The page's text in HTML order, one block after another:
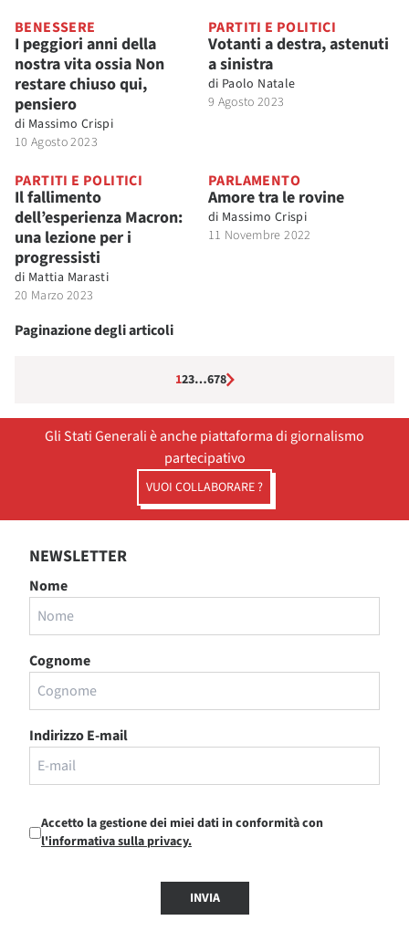
BENESSERE
I peggiori anni della
nostra vita ossia Non
restare chiuso qui,
pensiero
di Massimo Crispi
10 Agosto 2023
PARTITI E POLITICI
Votanti a destra, astenuti
a sinistra
di Paolo Natale
9 Agosto 2023
PARTITI E POLITICI
Il fallimento
dell’esperienza Macron:
una lezione per i
progressisti
di Mattia Marasti
20 Marzo 2023
PARLAMENTO
Amore tra le rovine
di Massimo Crispi
11 Novembre 2022
Paginazione degli articoli
123…678
Gli Stati Generali è anche piattaforma di giornalismo
partecipativo
VUOI COLLABORARE ?
NEWSLETTER
Nome
Cognome
Indirizzo E-mail
Accetto la gestione dei miei dati in conformità con
l'informativa sulla privacy.
INVIA